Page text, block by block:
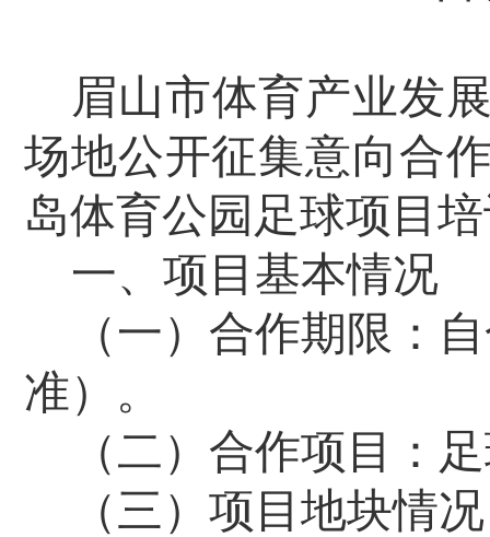
眉山市体育产业发
场地公开征集意向合
岛体育公园足球项目
一、项目基本情况
（一）合作期限：
准）。
（二）合作项目 ：
（三）项目地块情